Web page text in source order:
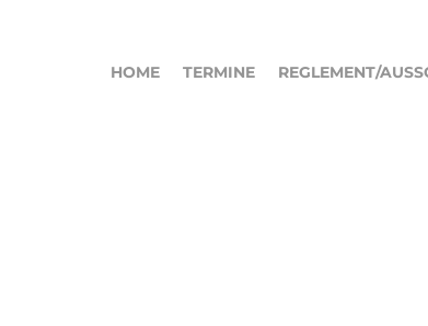
HOME TERMINE REGLEMENT/